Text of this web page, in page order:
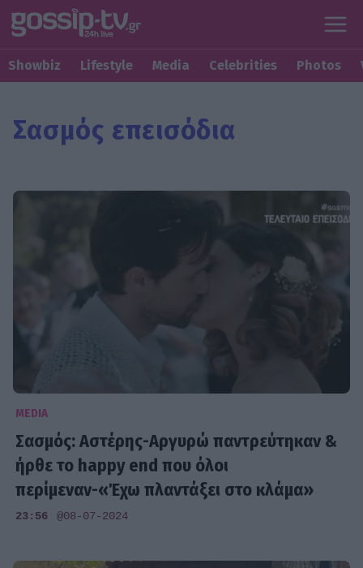
Showbiz Lifestyle Media Celebrities Photos
Σασμός επεισόδια
MEDIA
Σασμός: Αστέρης-Αργυρώ παντρεύτηκαν &
ήρθε το happy end που όλοι
περίμεναν-«Έχω πλαντάξει στο κλάμα»
23:56 @08-07-2024